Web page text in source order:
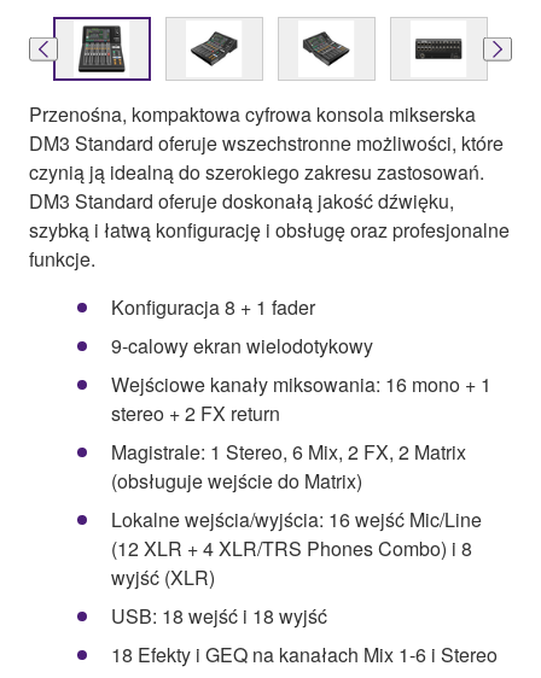
Przenośna, kompaktowa cyfrowa konsola mikserska
DM3 Standard oferuje wszechstronne możliwości, które
czynią ją idealną do szerokiego zakresu zastosowań.
DM3 Standard oferuje doskonałą jakość dźwięku,
szybką i łatwą konfigurację i obsługę oraz profesjonalne
funkcje.
Konfiguracja 8 + 1 fader
9-calowy ekran wielodotykowy
Wejściowe kanały miksowania: 16 mono + 1
stereo + 2 FX return
Magistrale: 1 Stereo, 6 Mix, 2 FX, 2 Matrix
(obsługuje wejście do Matrix)
Lokalne wejścia/wyjścia: 16 wejść Mic/Line
(12 XLR + 4 XLR/TRS Phones Combo) i 8
wyjść (XLR)
USB: 18 wejść i 18 wyjść
18 Efekty i GEQ na kanałach Mix 1-6 i Stereo